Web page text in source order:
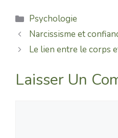
Catégories
Psychologie
Narcissisme et
Le lien entre le corps
Laisser Un